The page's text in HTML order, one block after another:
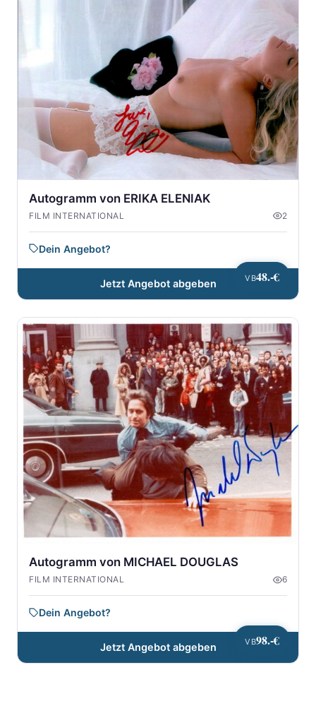
VB48.-€
Autogramm von ERIKA ELENIAK
FILM INTERNATIONAL 2
Dein Angebot?
Jetzt Angebot abgeben
VB98.-€
Autogramm von MICHAEL DOUGLAS
FILM INTERNATIONAL 6
Dein Angebot?
Jetzt Angebot abgeben